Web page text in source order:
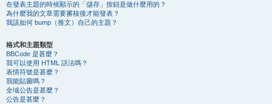
在發表主題的時候顯示的「儲存」按鈕是做什麼用的？
為什麼我的文章需要審核後才能發表？
我該如何 bump（推文）自己的主題？
格式和主題類型
BBCode 是甚麼？
我可以使用 HTML 語法嗎？
表情符號是甚麼？
我能貼圖嗎？
全域公告是甚麼？
公告是甚麼？